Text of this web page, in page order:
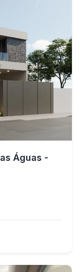
Águas -